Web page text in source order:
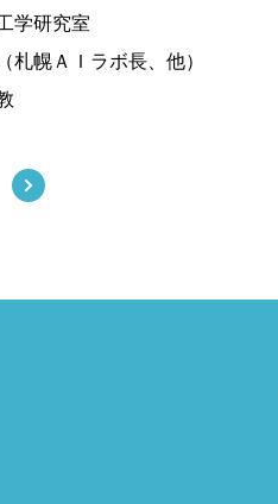
学研究室
幌ＡＩラボ長、他）